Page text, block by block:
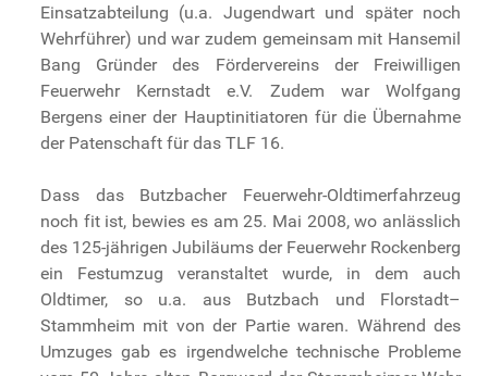
Einsatzabteilung (u.a. Jugendwart und später noch
Wehrführer) und war zudem gemeinsam mit Hansemil
Bang Gründer des Fördervereins der Freiwilligen
Feuerwehr Kernstadt e.V. Zudem war Wolfgang
Bergens einer der Hauptinitiatoren für die Übernahme
der Patenschaft für das TLF 16.
Dass das Butzbacher Feuerwehr-Oldtimerfahrzeug
noch fit ist, bewies es am 25. Mai 2008, wo anlässlich
des 125-jährigen Jubiläums der Feuerwehr Rockenberg
ein Festumzug veranstaltet wurde, in dem auch
Oldtimer, so u.a. aus Butzbach und Florstadt–
Stammheim mit von der Partie waren. Während des
Umzuges gab es irgendwelche technische Probleme